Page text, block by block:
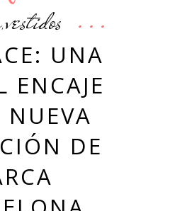
,vestidos
UNA
ENCAJE
NUEVA
DE